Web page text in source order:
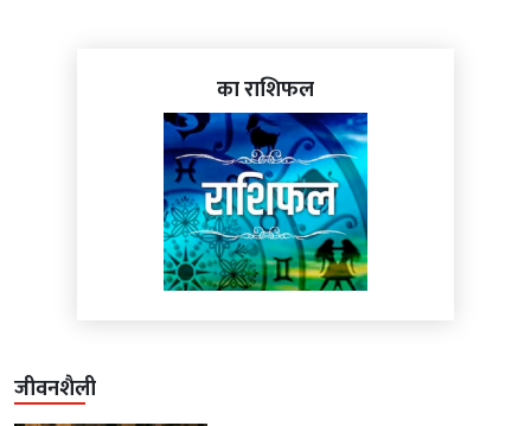
का राशिफल
जीवनशैली